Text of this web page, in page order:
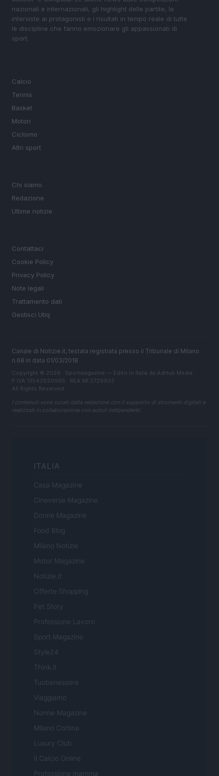
nazionali e internazionali, gli highlight delle partite, le
interviste ai protagonisti e i risultati in tempo reale di tutte
le discipline che fanno emozionare gli appassionati di
sport.
Calcio
Tennis
Basket
Motori
Ciclismo
Altri sport
Chi siamo
Redazione
Ultime notizie
Contattaci
Cookie Policy
Privacy Policy
Note legali
Trattamento dati
Gestisci Utiq
Canale di Notizie.it, testata registrata presso il Tribunale di Milano
n.68 in data 01/03/2018
Copyright © 2026 · Sportmagazine — Edito in Italia da AdHub Media
P.IVA 13542920965 · REA MI 2729933
All Rights Reserved
I contenuti sono curati dalla redazione con il supporto di strumenti digitali e
realizzati in collaborazione con autori indipendenti.
ITALIA
Casa Magazine
Cineverse Magazine
Donne Magazine
Food Blog
Milano Notizie
Motor Magazine
Notizie.it
Offerte Shopping
Pet Story
Professione Lavoro
Sport Magazine
Style24
Think.it
Tuobenessere
Viaggiamo
Nonne Magazine
Milano Cortina
Luxury Club
Il Calcio Online
Professione mamma